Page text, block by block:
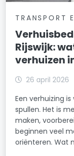
TRANSPORT
Rijswijk:
verhuizen
26 april 2026
Een verhuizing
spullen. Het is
maken,
beginnen veel
oriënteren. Wat